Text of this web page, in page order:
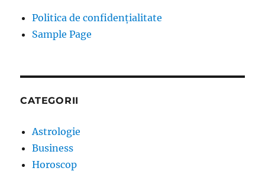
Politica de confidențialitate
Sample Page
CATEGORII
Astrologie
Business
Horoscop